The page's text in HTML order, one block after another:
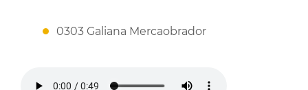
0303 Galiana Mercaobrador